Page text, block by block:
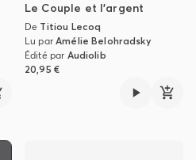
Le Couple et l'argent
De Titiou Lecoq
Lu parAmélie Belohradsky
Édité par Audiolib
20,95 €